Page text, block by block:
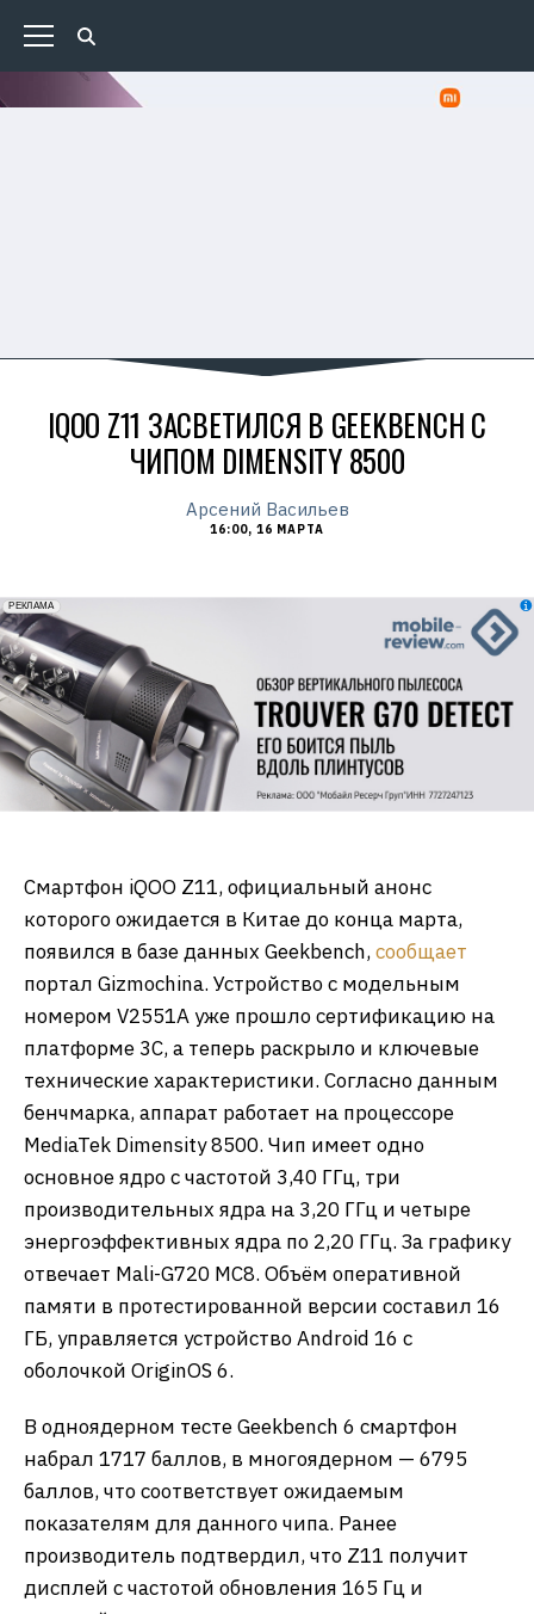
IQOO Z11 ЗАСВЕТИЛСЯ В GEEKBENCH С
ЧИПОМ DIMENSITY 8500
Арсений Васильев
16:00, 16 МАРТА
erid: 2VfnxxmNzs5
РЕКЛАМА
Смартфон iQOO Z11, официальный анонс
которого ожидается в Китае до конца марта,
появился в базе данных Geekbench,сообщает
портал Gizmochina. Устройство с модельным
номером V2551A уже прошло сертификацию на
платформе 3C, а теперь раскрыло и ключевые
технические характеристики. Согласно данным
бенчмарка, аппарат работает на процессоре
MediaTek Dimensity 8500. Чип имеет одно
основное ядро с частотой 3,40 ГГц, три
производительных ядра на 3,20 ГГц и четыре
энергоэффективных ядра по 2,20 ГГц. За графику
отвечает Mali-G720 MC8. Объём оперативной
памяти в протестированной версии составил 16
ГБ, управляется устройство Android 16 с
оболочкой OriginOS 6.
В одноядерном тесте Geekbench 6 смартфон
набрал 1717 баллов, в многоядерном — 6795
баллов, что соответствует ожидаемым
показателям для данного чипа. Ранее
производитель подтвердил, что Z11 получит
дисплей с частотой обновления 165 Гц и